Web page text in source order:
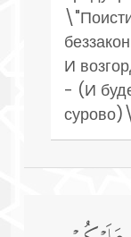
И
- (И